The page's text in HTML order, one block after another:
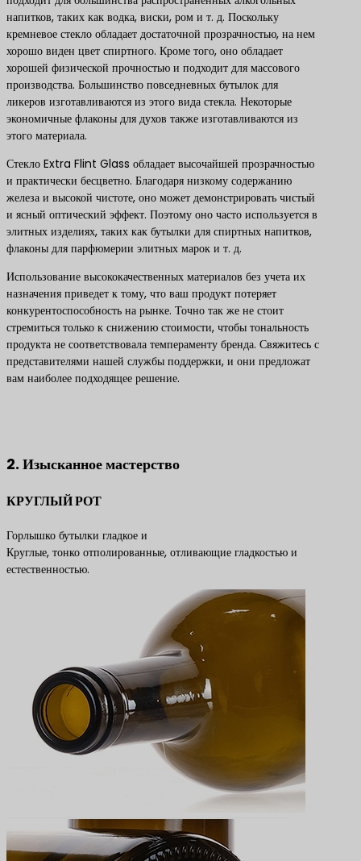
напитков, таких как водка, виски, ром и т. д. Поскольку
кремневое стекло обладает достаточной прозрачностью, на нем
хорошо виден цвет спиртного. Кроме того, оно обладает
хорошей физической прочностью и подходит для массового
производства. Большинство повседневных бутылок для
ликеров изготавливаются из этого вида стекла. Некоторые
экономичные флаконы для духов также изготавливаются из
этого материала.
Стекло Extra Flint Glass обладает высочайшей прозрачностью
и практически бесцветно. Благодаря низкому содержанию
железа и высокой чистоте, оно может демонстрировать чистый
и ясный оптический эффект. Поэтому оно часто используется в
элитных изделиях, таких как бутылки для спиртных напитков,
флаконы для парфюмерии элитных марок и т. д.
Использование высококачественных материалов без учета их
назначения приведет к тому, что ваш продукт потеряет
конкурентоспособность на рынке. Точно так же не стоит
стремиться только к снижению стоимости, чтобы тональность
продукта не соответствовала темпераменту бренда. Свяжитесь с
представителями нашей службы поддержки, и они предложат
вам наиболее подходящее решение.
2. Изысканное мастерство
КРУГЛЫЙ РОТ
Горлышко бутылки гладкое и
Круглые, тонко отполированные, отливающие гладкостью и
естественностью.